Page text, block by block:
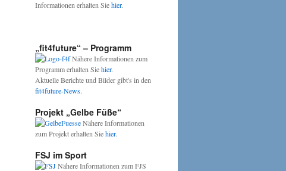
Informationen erhalten Siehier.
„fit4future“ – Programm
Nähere Informationen zum
Programm erhalten Siehier.
Aktuelle Berichte und Bilder gibt's in den
fit4future-News.
Projekt „Gelbe Füße“
Nähere Informationen
zum Projekt erhalten Siehier.
FSJ im Sport
Nähere Informationen zum FJS